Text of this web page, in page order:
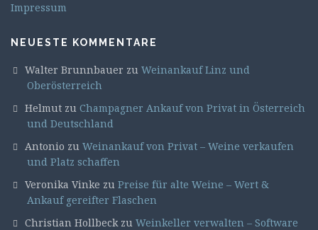
Impressum
NEUESTE KOMMENTARE
Walter Brunnbauer zu Weinankauf Linz und
Oberösterreich
Helmut zu Champagner Ankauf von Privat in Österreich
und Deutschland
Antonio zu Weinankauf von Privat – Weine verkaufen
und Platz schaffen
Veronika Vinke zu Preise für alte Weine – Wert &
Ankauf gereifter Flaschen
Christian Hollbeckzu Weinkeller verwalten – Software